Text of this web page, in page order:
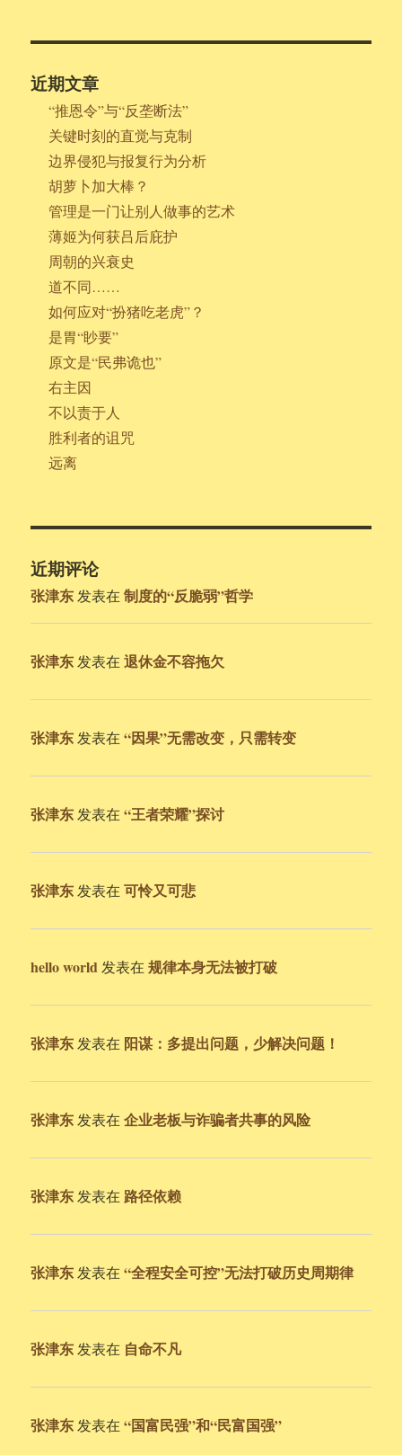
近期文章
“推恩令”与“反垄断法”
关键时刻的直觉与克制
边界侵犯与报复行为分析
胡萝卜加大棒？
管理是一门让别人做事的艺术
薄姬为何获吕后庇护
周朝的兴衰史
道不同……
如何应对“扮猪吃老虎”？
是胃“眇要”
原文是“民弗诡也”
右主因
不以责于人
胜利者的诅咒
远离
近期评论
张津东 发表在制度的“反脆弱”哲学
张津东 发表在退休金不容拖欠
张津东 发表在“因果”无需改变，只需转变
张津东 发表在“王者荣耀”探讨
张津东 发表在可怜又可悲
hello world 发表在规律本身无法被打破
张津东 发表在 阳谋：多提出问题，少解决问题！
张津东 发表在企业老板与诈骗者共事的风险
张津东 发表在 路径依赖
张津东 发表在“全程安全可控”无法打破历史周期律
张津东 发表在 自命不凡
张津东 发表在“国富民强”和“民富国强”